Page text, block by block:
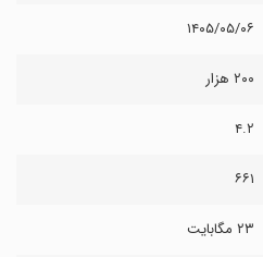
۱۴۰۵/۰۵/۰۶
۲۰۰ هزار
۴.۲
۶۶۱
۲۳ مگابایت